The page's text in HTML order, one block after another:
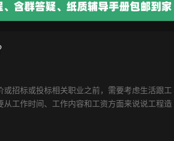
招标或投标相关职业之前，需要考虑生活跟工
从工作时间、工作内容和工资方面来说说工程造